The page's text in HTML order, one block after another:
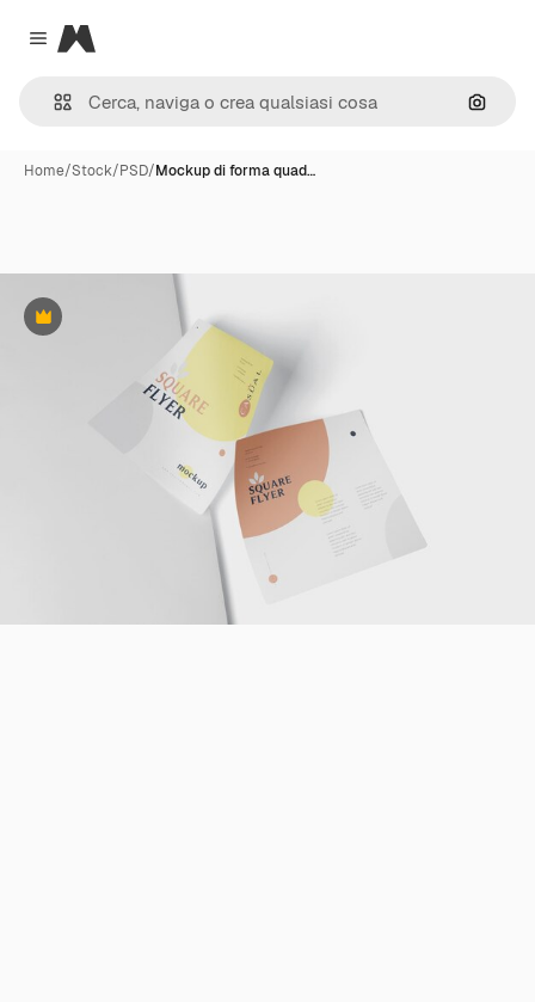
Close menu
Magnific
Cerca
Home/Stock/PSD/Mockup di forma quad…
Premium